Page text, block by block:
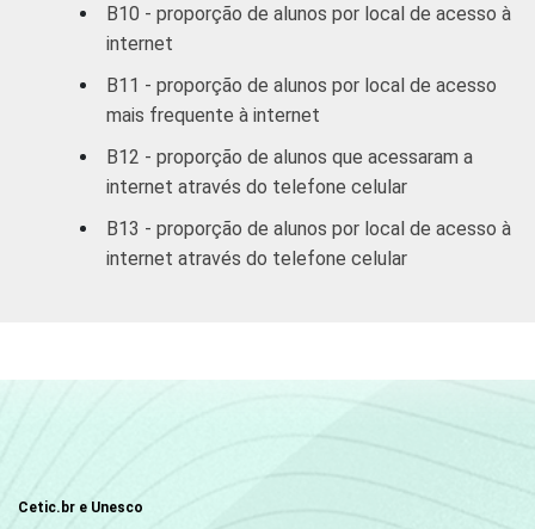
B10 - proporção de alunos por local de acesso à
internet
B11 - proporção de alunos por local de acesso
mais frequente à internet
B12 - proporção de alunos que acessaram a
internet através do telefone celular
B13 - proporção de alunos por local de acesso à
internet através do telefone celular
Cetic.br e Unesco